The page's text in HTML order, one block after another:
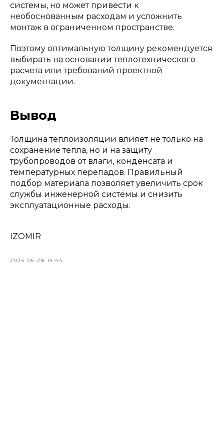
системы, но может привести к
необоснованным расходам и усложнить
монтаж в ограниченном пространстве.
Поэтому оптимальную толщину рекомендуется
выбирать на основании теплотехнического
расчета или требований проектной
документации.
Вывод
Толщина теплоизоляции влияет не только на
сохранение тепла, но и на защиту
трубопроводов от влаги, конденсата и
температурных перепадов. Правильный
подбор материала позволяет увеличить срок
службы инженерной системы и снизить
эксплуатационные расходы.
IZOMIR
2026-06-28 14:44